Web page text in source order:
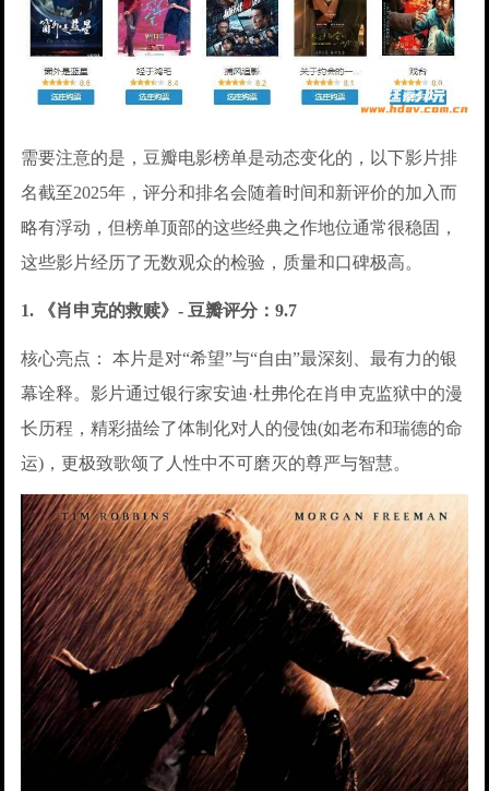
需要注意的是，豆瓣电影榜单是动态变化的，以下影片排
名截至2025年，评分和排名会随着时间和新评价的加入而
略有浮动，但榜单顶部的这些经典之作地位通常很稳固，
这些影片经历了无数观众的检验，质量和口碑极高。
1. 《肖申克的救赎》- 豆瓣评分：9.7
核心亮点： 本片是对“希望”与“自由”最深刻、最有力的银
幕诠释。影片通过银行家安迪·杜弗伦在肖申克监狱中的漫
长历程，精彩描绘了体制化对人的侵蚀(如老布和瑞德的命
运)，更极致歌颂了人性中不可磨灭的尊严与智慧。